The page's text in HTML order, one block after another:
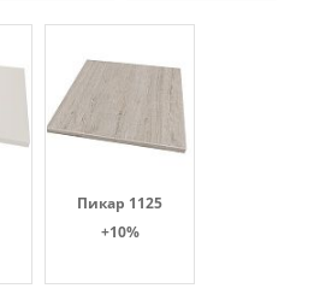
Пикар 1125
+10%